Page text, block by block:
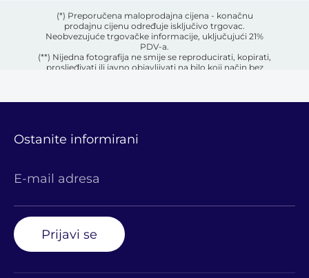
(*) Preporučena maloprodajna cijena - konačnu
prodajnu cijenu određuje isključivo trgovac.
Neobvezujuće trgovačke informacije, uključujući 21%
PDV-a.
(**) Nijedna fotografija ne smije se reproducirati, kopirati,
prosljeđivati ​​ili javno objavljivati ​​na bilo koji način bez
Ostanite informirani
E-mail adresa
Prijavi se